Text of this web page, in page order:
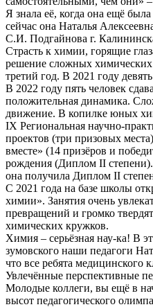
Я знала её, когда она ещё
сейчас она Наталья
С.И. Подгайнова г.
Страсть к химии, горящие
решение сложных
третий год. В 2021 году
В 2022 году пять человек
положительная динамика.
движение. В копилке юных
IX Региональная научно-
проектов (три призовых
вместе» (14 призёров и
рождения (Диплом II степени).
она получила Диплом II
С 2021 года на базе школы
химии». Занятия очень
превращений и громко
химических кружков.
Химия – серьёзная нау-ка! В
зумовского наши педагоги
что все ребята
Увлечённые перспективные
Молодые коллеги, вы ещё в
высот педагогического